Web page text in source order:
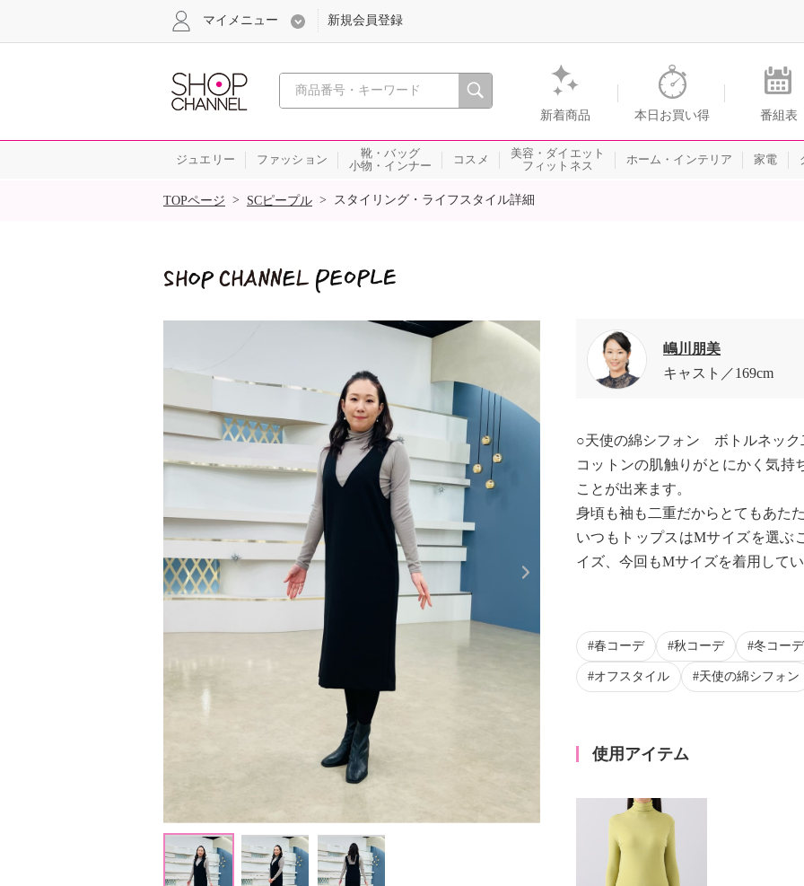
心おどる、瞬間を。通販・テレビショッピングのショップチャンネル
新着商品 本日お買い得 番組表
マイメニュー 新規会員登録
ジュエリー ファッション
靴・バッグ
小物・インナー
コスメ
美容・ダイエット
フィットネス
ホーム・インテリア 家電
SALE
TOPページ > SCピープル > スタイリング・ライフスタイル詳細
Next
嶋川朋美
キャスト
169cm
○天使の綿シフォン ボトルネッ
コットンの肌触りがとにかく気持
ことが出来ます。
身頃も袖も二重だからとてもあたた
いつもトップスはMサイズを選ぶ
イズ、今回もMサイズを着用してい
春コーデ 秋コーデ 冬コーデ
オフスタイル 天使の綿シフォン
使用アイテム